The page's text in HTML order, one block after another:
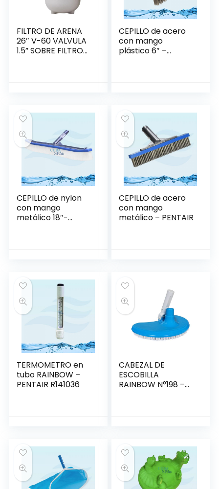
FILTRO DE ARENA
26″ V-60 VALVULA
1.5” SOBRE FILTRO
CEPILLO de acero
con mango
plástico 6″ –
CEPILLO de nylon
con mango
metálico 18″-
CEPILLO de acero
con mango
metálico – PENTAIR
TERMOMETRO en
tubo RAINBOW –
PENTAIR R141036
CABEZAL DE
ESCOBILLA
RAINBOW N°198 –